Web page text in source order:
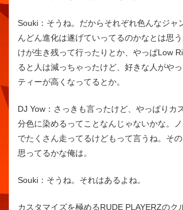
Souki： そうね。だからそれぞれ色んなジャ
んどん進化は遂げていってるのかなとは思
けが生き残って行ったりとか、やっぱLow
ると人は減っちゃったけど、好きな人がや
ティーが高くなってるとか。
DJ Yow： さっきも言ったけど、やっぱりカ
分色に染めるってことなんじゃないかな。
でたくさん走ってるけどもって言うね。そ
思ってるかな俺は。
Souki： そうね。それはあるよね。
カスタマイズを極めるRUDE PLAYERZのク